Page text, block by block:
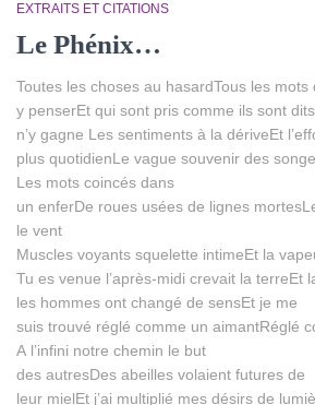
EXTRAITS ET CITATIONS
Le Phénix…
Toutes les choses au hasardTous les mots
y penserEt qui sont pris comme ils sont
n’y gagne Les sentiments à la dériveEt
plus quotidienLe vague souvenir des
Les mots coincés dans
un enferDe roues usées de lignes
le vent
Muscles voyants squelette intimeEt la
Tu es venue l’après-midi crevait la terreEt
les hommes ont changé de sensEt je me
suis trouvé réglé comme un aimantRéglé
A l’infini notre chemin le but
des autresDes abeilles volaient futures de
leur mielEt j’ai multiplié mes désirs de